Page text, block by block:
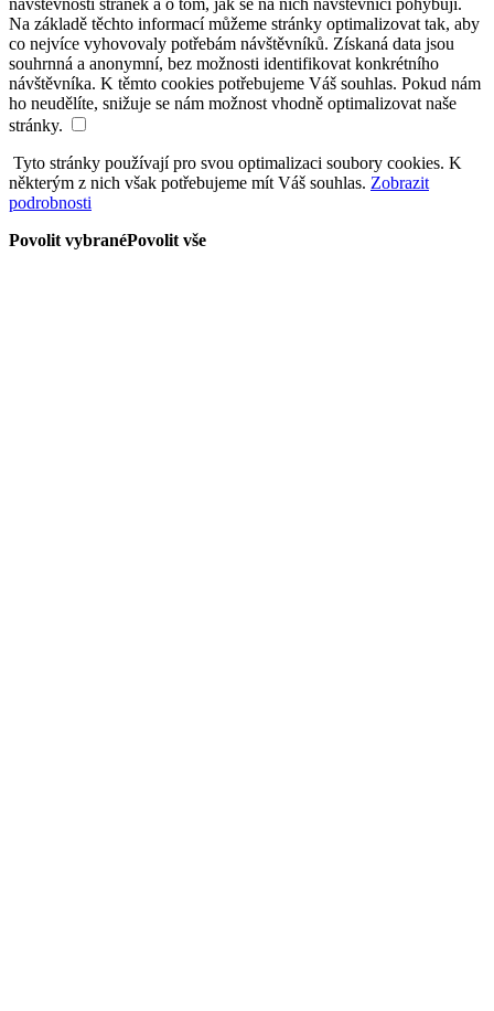
návštěvnosti stránek a o tom, jak se na nich návštěvníci pohybují.
Na základě těchto informací můžeme stránky optimalizovat tak, aby
co nejvíce vyhovovaly potřebám návštěvníků. Získaná data jsou
souhrnná a anonymní, bez možnosti identifikovat konkrétního
návštěvníka. K těmto cookies potřebujeme Váš souhlas. Pokud nám
ho neudělíte, snižuje se nám možnost vhodně optimalizovat naše
stránky.
Tyto stránky používají pro svou optimalizaci soubory cookies. K
některým z nich však potřebujeme mít Váš souhlas. Zobrazit
podrobnosti
Povolit vybranéPovolit vše